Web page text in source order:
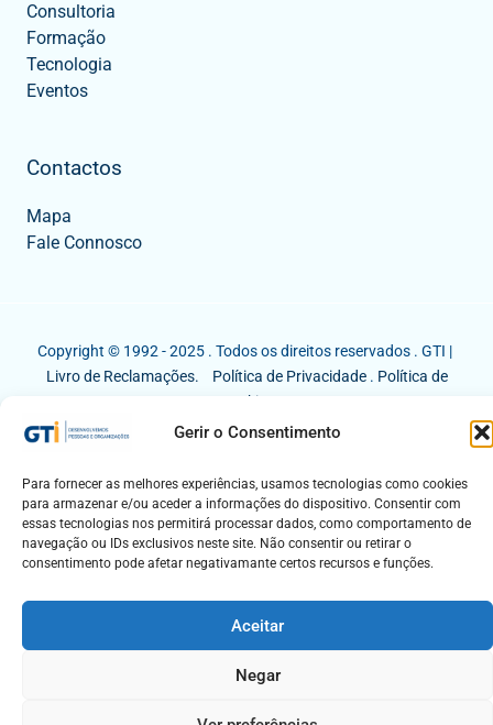
Gerir o Consentimento
Para fornecer as melhores experiências, usamos tecnologias como cookies
para armazenar e/ou aceder a informações do dispositivo. Consentir com
essas tecnologias nos permitirá processar dados, como comportamento de
navegação ou IDs exclusivos neste site. Não consentir ou retirar o
consentimento pode afetar negativamante certos recursos e funções.
Aceitar
Negar
Consultoria
Formação
Tecnologia
Eventos
Contactos
Mapa
Fale Connosco
Copyright © 1992 - 2025 . Todos os direitos reservados . GTI |
Livro de Reclamações.
Política de Privacidade. Política de
Cookies